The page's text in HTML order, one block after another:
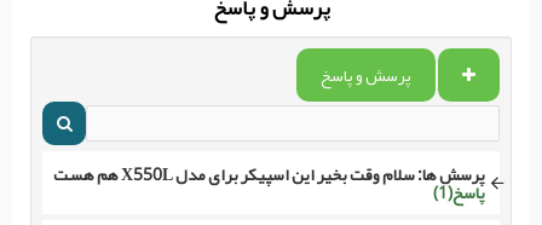
پرسش و پاسخ
پرسش ها:
پاسخ(1)